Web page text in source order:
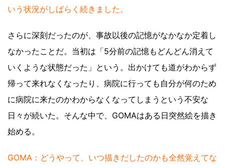
いう状況がしばらく続きました。
さらに深刻だったのが、事故以後の記憶がなかなか定着し
なかったことだ。当初は「5分前の記憶もどんどん消えて
いくような状態だった」という。出かけても道がわからず
帰って来れなくなったり、病院に行っても自分が何のため
に病院に来たのかわからなくなってしまうという不安な
日々が続いた。そんな中で、GOMAはある日突然絵を描き
始める。
GOMA：どうやって、いつ描きだしたのかも全然覚えてな